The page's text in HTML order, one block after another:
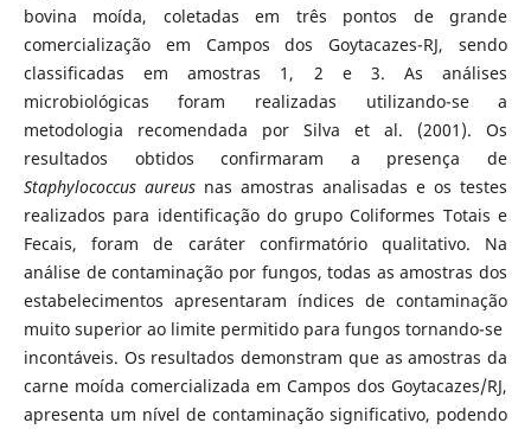
bovina moída, coletadas em três pontos de grande
comercialização em Campos dos Goytacazes-RJ, sendo
classificadas em amostras 1, 2 e 3. As análises
microbiológicas foram realizadas utilizando-se a
metodologia recomendada por Silva et al. (2001). Os
resultados obtidos confirmaram a presença de
Staphylococcus aureusnas amostras analisadas e os testes
realizados para identificação do grupo Coliformes Totais e
Fecais, foram de caráter confirmatório qualitativo. Na
análise de contaminação por fungos, todas as amostras dos
estabelecimentos apresentaram índices de contaminação
muito superior ao limite permitido para fungos tornando-se
incontáveis. Os resultados demonstram que as amostras da
carne moída comercializada em Campos dos Goytacazes/RJ,
apresenta um nível de contaminação significativo, podendo